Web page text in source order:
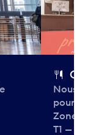
Nous
pour
Zone.
T1 —